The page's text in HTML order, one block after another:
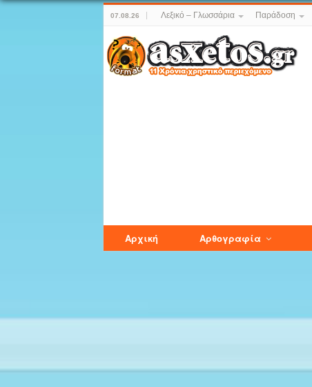
07.08.26 Λεξικό – Γλωσσάρια Παράδοση
Αρχική Αρθογραφία